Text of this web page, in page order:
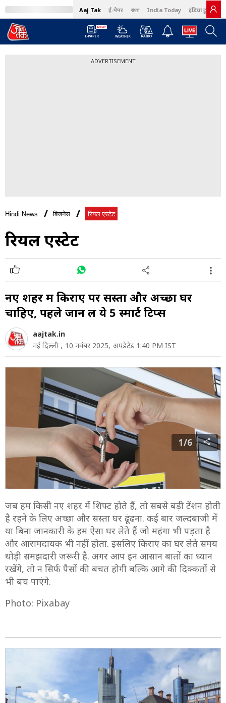
Aaj Tak ई-पेपर বাংলা India Today इंडिया टुडे हिंदी
ADVERTISEMENT
Hindi News बिजनेस रियल एस्टेट
रियल एस्टेट
नए शहर में किराए पर सस्ता और अच्छा घर
चाहिए, पहले जान लें ये 5 स्मार्ट टिप्स
aajtak.in
नई दिल्ली , 10 नवंबर 2025, अपडेटेड 1:40 PM IST
1/6
जब हम किसी नए शहर में शिफ्ट होते हैं, तो सबसे बड़ी टेंशन होती
है रहने के लिए अच्छा और सस्ता घर ढूंढना. कई बार जल्दबाजी में
या बिना जानकारी के हम ऐसा घर लेते हैं जो महंगा भी पड़ता है
और आरामदायक भी नहीं होता. इसलिए किराए का घर लेते समय
थोड़ी समझदारी जरूरी है. अगर आप इन आसान बातों का ध्यान
रखेंगे, तो न सिर्फ पैसों की बचत होगी बल्कि आगे की दिक्कतों से
भी बच पाएंगे.
Photo: Pixabay